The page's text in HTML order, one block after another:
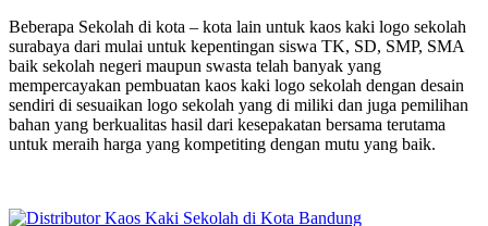
Beberapa Sekolah di kota – kota lain untuk kaos kaki logo sekolah
surabaya dari mulai untuk kepentingan siswa TK, SD, SMP, SMA
baik sekolah negeri maupun swasta telah banyak yang
mempercayakan pembuatan kaos kaki logo sekolah dengan desain
sendiri di sesuaikan logo sekolah yang di miliki dan juga pemilihan
bahan yang berkualitas hasil dari kesepakatan bersama terutama
untuk meraih harga yang kompetiting dengan mutu yang baik.